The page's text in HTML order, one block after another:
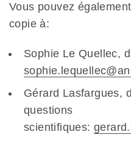
Vous pouvez
copie à:
Sophie Le Quellec,
Gérard Lasfargues,
questions
scientifiques: